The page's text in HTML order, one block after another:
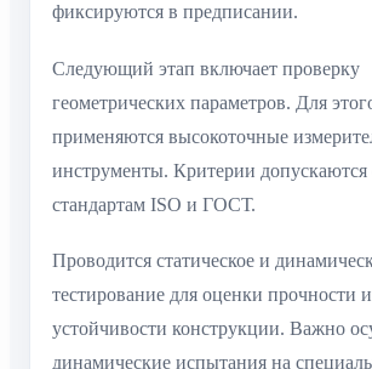
фиксируются в предписании.
Следующий этап включает проверку
геометрических параметров. Для
применяются высокоточные
инструменты. Критерии допускаются
стандартам ISO и ГОСТ.
Проводится статическое и
тестирование для оценки прочности и
устойчивости конструкции. Важно
динамические испытания на